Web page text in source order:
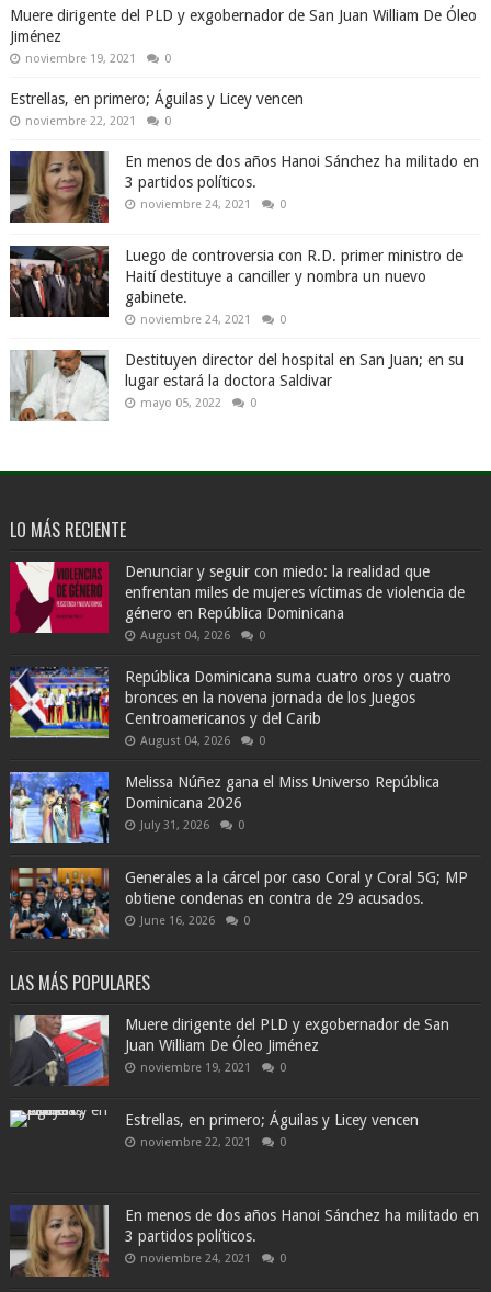
Muere dirigente del PLD y exgobernador de San Juan William De Óleo
Jiménez
noviembre 19, 2021 0
Estrellas, en primero; Águilas y Licey vencen
noviembre 22, 2021 0
En menos de dos años Hanoi Sánchez ha militado en
3 partidos políticos.
noviembre 24, 2021 0
Luego de controversia con R.D. primer ministro de
Haití destituye a canciller y nombra un nuevo
gabinete.
noviembre 24, 2021 0
Destituyen director del hospital en San Juan; en su
lugar estará la doctora Saldivar
mayo 05, 2022 0
LO MÁS RECIENTE
Denunciar y seguir con miedo: la realidad que
enfrentan miles de mujeres víctimas de violencia de
género en República Dominicana
August 04, 2026 0
República Dominicana suma cuatro oros y cuatro
bronces en la novena jornada de los Juegos
Centroamericanos y del Carib
August 04, 2026 0
Melissa Núñez gana el Miss Universo República
Dominicana 2026
July 31, 2026 0
Generales a la cárcel por caso Coral y Coral 5G; MP
obtiene condenas en contra de 29 acusados.
June 16, 2026 0
LAS MÁS POPULARES
Muere dirigente del PLD y exgobernador de San
Juan William De Óleo Jiménez
noviembre 19, 2021 0
Estrellas, en primero; Águilas y Licey vencen
noviembre 22, 2021 0
En menos de dos años Hanoi Sánchez ha militado en
3 partidos políticos.
noviembre 24, 2021 0